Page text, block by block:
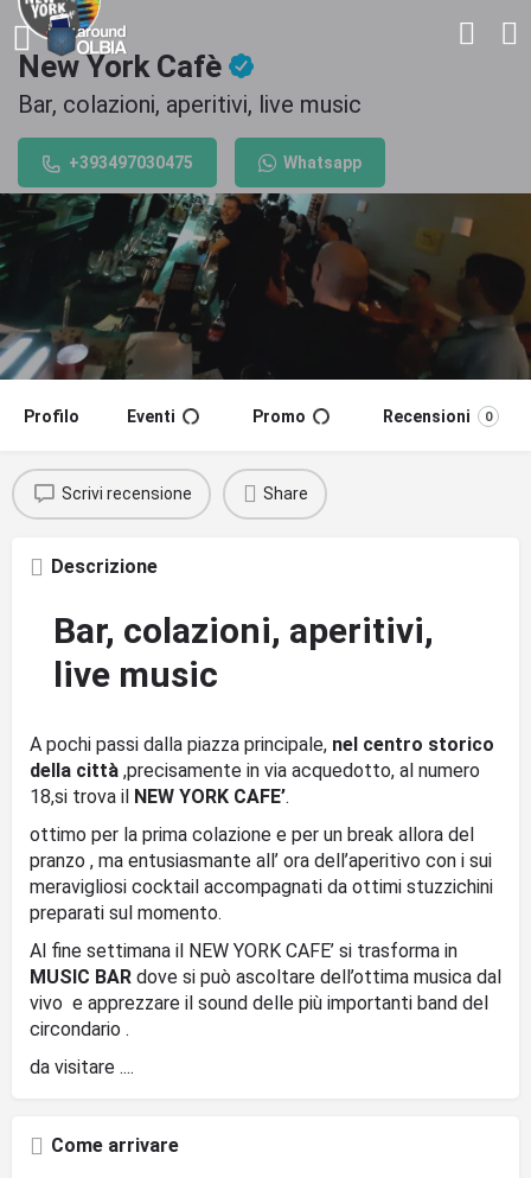
New York Cafè
Bar, colazioni, aperitivi, live music
+393497030475 Whatsapp
Profilo Eventi Promo Recensioni 0
Scrivi recensione Share
Descrizione
Bar, colazioni, aperitivi,
live music
A pochi passi dalla piazza principale, nel centro storico
della città ,precisamente in via acquedotto, al numero
18,si trova il NEW YORK CAFE’.
ottimo per la prima colazione e per un break allora del
pranzo , ma entusiasmante all’ ora dell’aperitivo con i sui
meravigliosi cocktail accompagnati da ottimi stuzzichini
preparati sul momento.
Al fine settimana il NEW YORK CAFE’ si trasforma in
MUSIC BAR dove si può ascoltare dell’ottima musica dal
vivo e apprezzare il sound delle più importanti band del
circondario .
da visitare ....
Come arrivare